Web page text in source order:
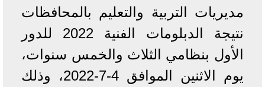
مديريات التربية والتعليم بالمحافظات
نتيجة الدبلومات الفنية 2022 للدور
الأول بنظامي الثلاث والخمس سنوات،
يوم الاثنين الموافق 4-7-2022، وذلك